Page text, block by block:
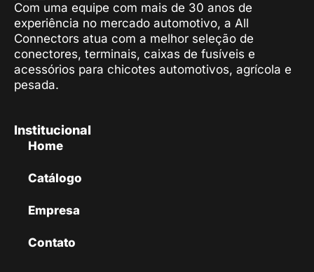
Com uma equipe com mais de 30 anos de
experiência no mercado automotivo, a All
Connectors atua com a melhor seleção de
conectores, terminais, caixas de fusíveis e
acessórios para chicotes automotivos, agrícola e
pesada.
Institucional
Home
Catálogo
Empresa
Contato